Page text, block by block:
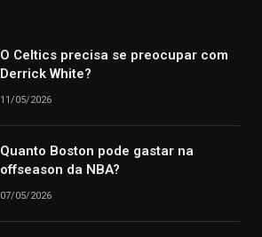
O Celtics precisa se preocupar com
Derrick White?
11/05/2026
Quanto Boston pode gastar na
offseason da NBA?
07/05/2026